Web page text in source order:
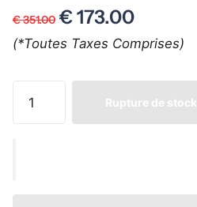
€ 351.00 € 173.00
(*Toutes Taxes Comprises)
Rupture de stock